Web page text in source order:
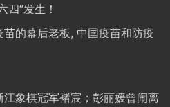
四”发生！
的幕后老板, 中国疫苗和防疫
象棋冠军褚宸；彭丽媛曾闹离